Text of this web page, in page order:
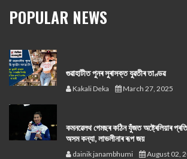
POPULAR NEWS
গুৱাহাটীত পুনৰ সুৰাসক্ত যুৱতীৰ তাণ্ডৱ
Kakali Deka March 27, 2025
কমনৱেলথ গেমছৰ কঠিন যুঁজত অষ্ট্ৰেলিয়াৰ
অসম কন্যা, লাভলীনাৰ ৰূপ জয়
dainik janambhumi August 02,